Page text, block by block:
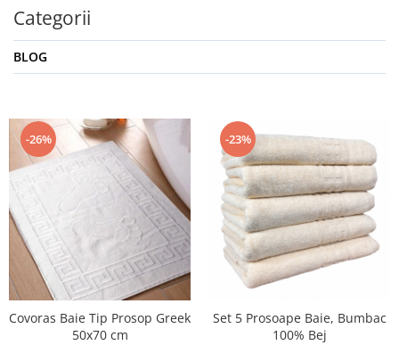
Categorii
BLOG
-26%
Covoras Baie Tip Prosop Greek
50x70 cm
-23%
Set 5 Prosoape Baie, Bumbac
100% Bej